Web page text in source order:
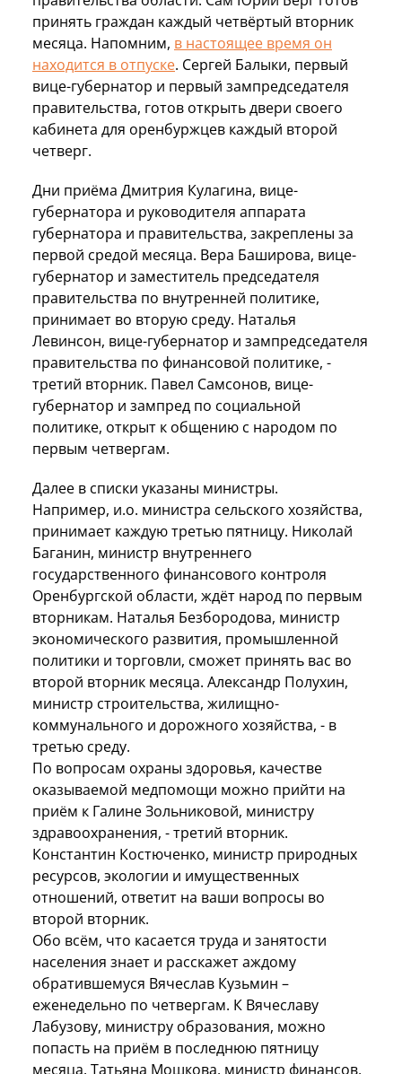
принять граждан каждый четвёртый вторник
месяца. Напомним, в настоящее время он
находится в отпуске. Сергей Балыки, первый
вице-губернатор и первый зампредседателя
правительства, готов открыть двери своего
кабинета для оренбуржцев каждый второй
четверг.
Дни приёма Дмитрия Кулагина, вице-
губернатора и руководителя аппарата
губернатора и правительства, закреплены за
первой средой месяца. Вера Баширова, вице-
губернатор и заместитель председателя
правительства по внутренней политике,
принимает во вторую среду. Наталья
Левинсон, вице-губернатор и зампредседателя
правительства по финансовой политике, -
третий вторник. Павел Самсонов, вице-
губернатор и зампред по социальной
политике, открыт к общению с народом по
первым четвергам.
Далее в списки указаны министры.
Например, и.о. министра сельского хозяйства,
принимает каждую третью пятницу. Николай
Баганин, министр внутреннего
государственного финансового контроля
Оренбургской области, ждёт народ по первым
вторникам. Наталья Безбородова, министр
экономического развития, промышленной
политики и торговли, сможет принять вас во
второй вторник месяца. Александр Полухин,
министр строительства, жилищно-
коммунального и дорожного хозяйства, - в
третью среду.
По вопросам охраны здоровья, качестве
оказываемой медпомощи можно прийти на
приём к Галине Зольниковой, министру
здравоохранения, - третий вторник.
Константин Костюченко, министр природных
ресурсов, экологии и имущественных
отношений, ответит на ваши вопросы во
второй вторник.
Обо всём, что касается труда и занятости
населения знает и расскажет аждому
обратившемуся Вячеслав Кузьмин –
еженедельно по четвергам. К Вячеславу
Лабузову, министру образования, можно
попасть на приём в последнюю пятницу
месяца. Татьяна Мошкова, министр финансов,